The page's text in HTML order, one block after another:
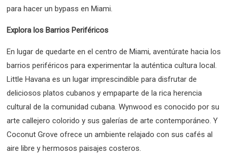
para hacer un bypass en Miami.
Explora los Barrios Periféricos
En lugar de quedarte en el centro de Miami, aventúrate hacia los
barrios periféricos para experimentar la auténtica cultura local.
Little Havana es un lugar imprescindible para disfrutar de
deliciosos platos cubanos y empaparte de la rica herencia
cultural de la comunidad cubana. Wynwood es conocido por su
arte callejero colorido y sus galerías de arte contemporáneo. Y
Coconut Grove ofrece un ambiente relajado con sus cafés al
aire libre y hermosos paisajes costeros.